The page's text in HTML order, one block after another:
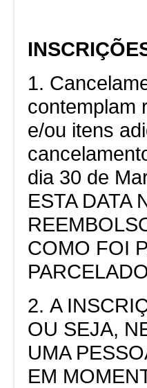
1.
contemplam
e/ou itens
dia 30 de
ESTA DATA
COMO FOI
2. A
OU SEJA,
UMA
EM